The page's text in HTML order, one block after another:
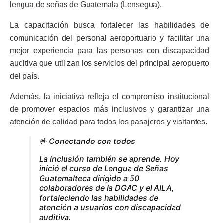
lengua de señas de Guatemala (Lensegua).
La capacitación busca fortalecer las habilidades de
comunicación del personal aeroportuario y facilitar una
mejor experiencia para las personas con discapacidad
auditiva que utilizan los servicios del principal aeropuerto
del país.
Además, la iniciativa refleja el compromiso institucional
de promover espacios más inclusivos y garantizar una
atención de calidad para todos los pasajeros y visitantes.
🤟 Conectando con todos
La inclusión también se aprende. Hoy
inició el curso de Lengua de Señas
Guatemalteca dirigido a 50
colaboradores de la DGAC y el AILA,
fortaleciendo las habilidades de
atención a usuarios con discapacidad
auditiva.